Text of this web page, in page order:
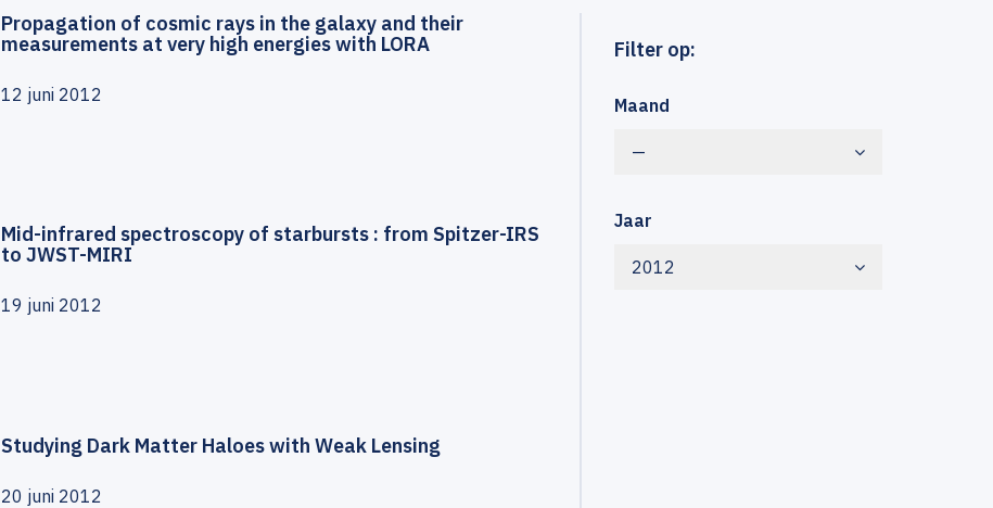
Filter op:
Maand
—
Jaar
2012
Propagation of cosmic rays in the galaxy and their
measurements at very high energies with LORA
12 juni 2012
Mid-infrared spectroscopy of starbursts : from Spitzer-IRS
to JWST-MIRI
19 juni 2012
Studying Dark Matter Haloes with Weak Lensing
20 juni 2012